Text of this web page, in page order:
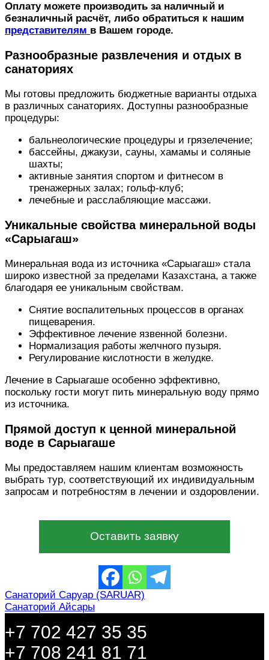
Оплату можете производить за наличный и
безналичный расчёт, либо обратиться к нашим
представителям в Вашем городе.
Разнообразные развлечения и отдых в
санаториях
Мы готовы предложить бюджетные варианты отдыха
в различных санаториях. Доступны разнообразные
процедуры:
бальнеологические процедуры и грязелечение;
бассейны, джакузи, сауны, хамамы и соляные
шахты;
активные занятия спортом и фитнесом в
тренажерных залах; гольф-клуб;
лечебные и расслабляющие массажи.
Уникальные свойства минеральной воды
«Сарыагаш»
Минеральная вода из источника «Сарыагаш» стала
широко известной за пределами Казахстана, а также
благодаря ее уникальным свойствам.
Снятие воспалительных процессов в органах
пищеварения.
Эффективное лечение язвенной болезни.
Нормализация работы желчного пузыря.
Регулирование кислотности в желудке.
Лечение в Сарыагаше особенно эффективно,
поскольку гости могут пить минеральную воду прямо
из источника.
Прямой доступ к ценной минеральной
воде в Сарыагаше
Мы предоставляем нашим клиентам возможность
выбрать тур, соответствующий их индивидуальным
запросам и потребностям в лечении и оздоровлении.
Оставить заявку
Навигация
по
записям
Санаторий Саруар (SARUAR)
Санаторий Айсары
+7 702 427 35 35
+7 708 241 81 71